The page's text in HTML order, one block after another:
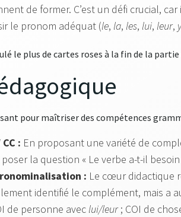
de former. C’est un défi crucial,
le pronom adéquat (le, la, les, lui, leur,
le plus de cartes roses à la fin de la
pour maîtriser des compétences
: En proposant une variété de
poser la question « Le verbe a-t-il
: Le cœur didactique
identifié le complément, mais a
de personne avec lui/leur; COI de